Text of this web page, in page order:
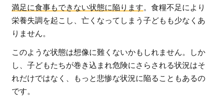
てい
る支
援
3.1
食
糧・
満足に食事もできない状態に陥ります。食糧不足により
栄養失調を起こし、亡くなってしまう子どもも少なくあ
りません。
このような状態は想像に難くないかもしれません。しか
し、子どもたちが巻き込まれ危険にさらされる状況はそ
れだけではなく、もっと悲惨な状況に陥ることもあるの
です。